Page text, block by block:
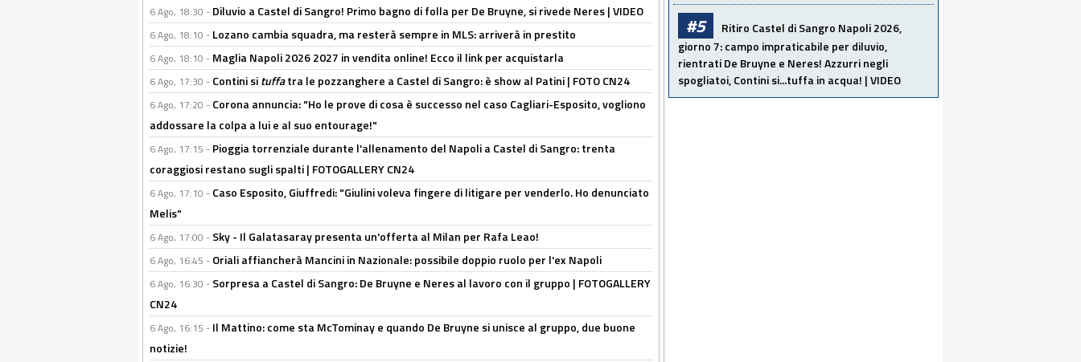
6 Ago, 18:30 - Diluvio a Castel di Sangro! Primo bagno di folla per De Bruyne, si rivede Neres | VIDEO
6 Ago, 18:10 - Lozano cambia squadra, ma resterà sempre in MLS: arriverà in prestito
6 Ago, 18:10 - Maglia Napoli 2026 2027 in vendita online! Ecco il link per acquistarla
6 Ago, 17:30 - Contini situffatra le pozzanghere a Castel di Sangro: è show al Patini | FOTO CN24
6 Ago, 17:20 - Corona annuncia: "Ho le prove di cosa è successo nel caso Cagliari-Esposito, vogliono
addossare la colpa a lui e al suo entourage!"
6 Ago, 17:15 - Pioggia torrenziale durante l'allenamento del Napoli a Castel di Sangro: trenta
coraggiosi restano sugli spalti | FOTOGALLERY CN24
6 Ago, 17:10 - Caso Esposito, Giuffredi: "Giulini voleva fingere di litigare per venderlo. Ho denunciato
Melis"
6 Ago, 17:00 - Sky - Il Galatasaray presenta un'offerta al Milan per Rafa Leao!
6 Ago, 16:45 - Oriali affiancherà Mancini in Nazionale: possibile doppio ruolo per l'ex Napoli
6 Ago, 16:30 - Sorpresa a Castel di Sangro: De Bruyne e Neres al lavoro con il gruppo | FOTOGALLERY
CN24
6 Ago, 16:15 - Il Mattino: come sta McTominay e quando De Bruyne si unisce al gruppo, due buone
notizie!
#5
Ritiro Castel di Sangro Napoli 2026,
giorno 7: campo impraticabile per diluvio,
rientrati De Bruyne e Neres! Azzurri negli
spogliatoi, Contini si...tuffa in acqua! | VIDEO